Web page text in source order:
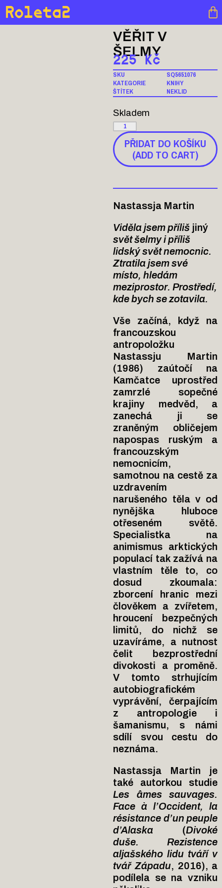
Roleta2
VĚŘIT V
ŠELMY
225 Kč
SKU
SQ5651076
KATEGORIE
KNIHY
ŠTÍTEK
NEKLID
Skladem
PŘIDAT DO KOŠÍKU
(ADD TO CART)
Nastassja Martin
Viděla jsem příliš jiný
svět šelmy i příliš
lidský svět nemocnic.
Ztratila jsem své
místo, hledám
meziprostor. Prostředí,
kde bych se zotavila.
Vše začíná, když na
francouzskou
antropoložku
Nastassju Martin
(1986) zaútočí na
Kamčatce uprostřed
zamrzlé sopečné
krajiny medvěd, a
zanechá ji se
zraněným obličejem
napospas ruským a
francouzským
nemocnicím,
samotnou na cestě za
uzdravením
narušeného těla v od
nynějška hluboce
otřeseném světě.
Specialistka na
animismus arktických
populací tak zažívá na
vlastním těle to, co
dosud zkoumala:
zborcení hranic mezi
člověkem a zvířetem,
hroucení bezpečných
limitů, do nichž se
uzavíráme, a nutnost
čelit bezprostřední
divokosti a proměně.
V tomto strhujícím
autobiografickém
vyprávění, čerpajícím
z antropologie i
šamanismu, s námi
sdílí svou cestu do
neznáma.
Nastassja Martin je
také autorkou studie
Les âmes sauvages.
Face à l’Occident, la
résistance d’un peuple
d’Alaska (Divoké
duše. Rezistence
aljašského lidu tváří v
tvář Západu, 2016), a
podílela se na vzniku